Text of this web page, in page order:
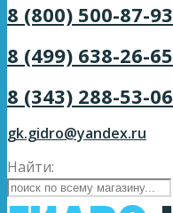
8 (800) 500-87-93
8 (499) 638-26-65
8 (343) 288-53-06
gk.gidro@yandex.ru
Найти: